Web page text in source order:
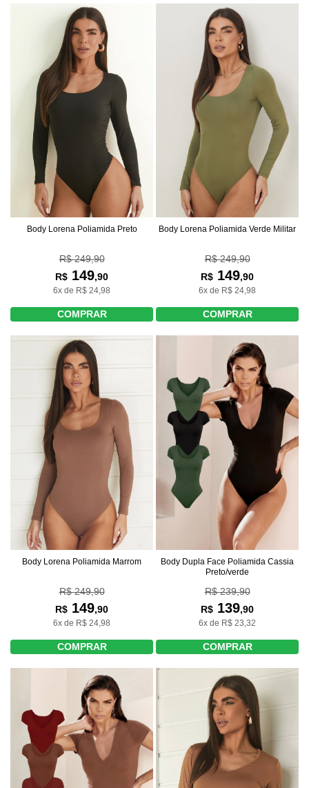
Body Lorena Poliamida Preto
R$ 249,90
R$ 149,90
6x de R$ 24,98
COMPRAR
Body Lorena Poliamida Verde Militar
R$ 249,90
R$ 149,90
6x de R$ 24,98
COMPRAR
Body Lorena Poliamida Marrom
R$ 249,90
R$ 149,90
6x de R$ 24,98
COMPRAR
Body Dupla Face Poliamida Cassia
Preto/verde
R$ 239,90
R$ 139,90
6x de R$ 23,32
COMPRAR